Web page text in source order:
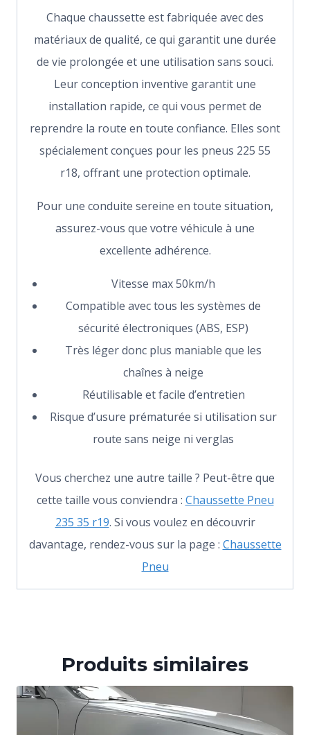
Chaque chaussette est fabriquée avec des
matériaux de qualité, ce qui garantit une durée
de vie prolongée et une utilisation sans souci.
Leur conception inventive garantit une
installation rapide, ce qui vous permet de
reprendre la route en toute confiance. Elles sont
spécialement conçues pour les pneus 225 55
r18, offrant une protection optimale.
Pour une conduite sereine en toute situation,
assurez-vous que votre véhicule à une
excellente adhérence.
Vitesse max 50km/h
Compatible avec tous les systèmes de
sécurité électroniques (ABS, ESP)
Très léger donc plus maniable que les
chaînes à neige
Réutilisable et facile d’entretien
Risque d’usure prématurée si utilisation sur
route sans neige ni verglas
Vous cherchez une autre taille ? Peut-être que
cette taille vous conviendra : Chaussette Pneu
235 35 r19. Si vous voulez en découvrir
davantage, rendez-vous sur la page : Chaussette
Pneu
Produits similaires